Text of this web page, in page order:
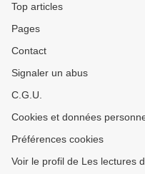
Top articles
Pages
Contact
Signaler un abus
C.G.U.
Cookies et données
Préférences cookies
Voir le profil de Les lectures